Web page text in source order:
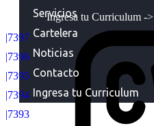
Ingresa tu Curriculum ->
Servicios
Cartelera
Noticias
Contacto
Ingresa tu Curriculum
|7397
|7396
|7395
|7394
|7393